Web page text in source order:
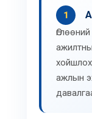
1
ажлын